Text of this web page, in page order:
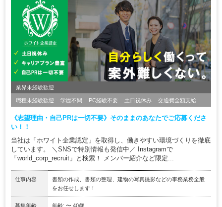
業界未経験歓迎
職種未経験歓迎 学歴不問 PC経験不要 土日祝休み 交通費全額支給
《志望理由・自己PRは一切不要》そのままのあなたでご応募くださ
い！！
当社は「ホワイト企業認定」を取得し、働きやすい環境づくりを徹底
しています。 ＼SNSで特別情報も発信中／ Instagramで
「world_corp_recruit」と検索！ メンバー紹介など限定...
仕事内容
書類の作成、書類の整理、建物の写真撮影などの事務業務全般
をお任せします！
募集年齢 年齢: 〜 40歳